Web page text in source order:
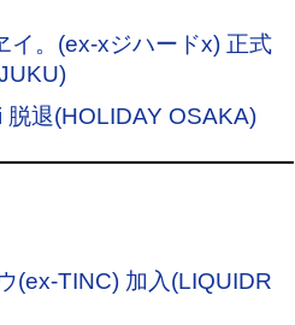
イ。(ex-xジハードx) 正式
脱退(HOLIDAY OSAKA)
(ex-TINC) 加入(LIQUIDR